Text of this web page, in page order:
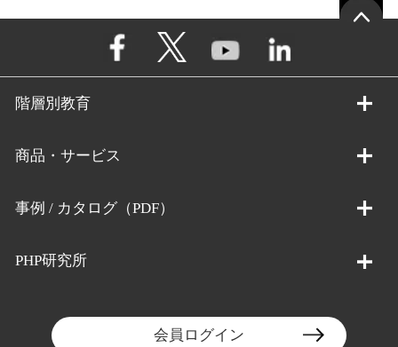
階層別教育
商品・サービス
事例 / カタログ（PDF）
PHP研究所
会員ログイン